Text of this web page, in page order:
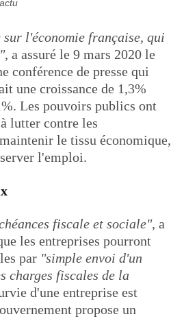
l'économie française, qui
, a assuré le 9 mars 2020 le
conférence de presse qui
une croissance de 1,3%
Les pouvoirs publics ont
lutter contre les
le tissu économique,
l'emploi.
fiscale et sociale", a
les entreprises pourront
par "simple envoi d'un
charges fiscales de la
d'une entreprise est
propose un